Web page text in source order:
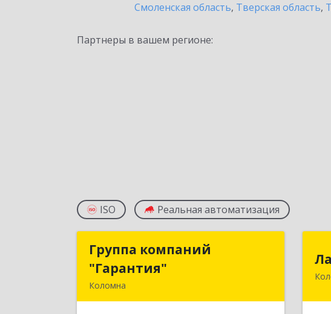
Смоленская область, Тверская область,
Партнеры в вашем регионе:
ISO Реальная автоматизация
Группа компаний
"Гарантия"
Коломна
Группа компаний